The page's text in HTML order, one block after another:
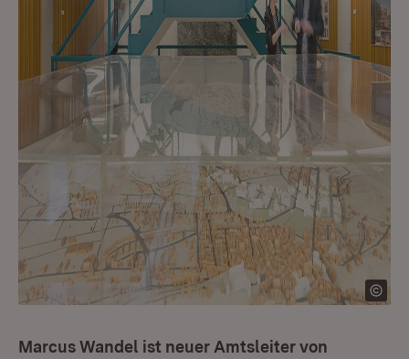
Marcus Wandel ist neuer Amtsleiter von